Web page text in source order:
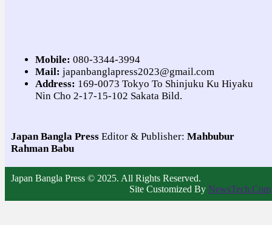
Mobile: 080-3344-3994
Mail: japanbanglapress2023@gmail.com
Address: 169-0073 Tokyo To Shinjuku Ku Hiyaku
Nin Cho 2-17-15-102 Sakata Bild.
Japan Bangla Press Editor & Publisher: Mahbubur
Rahman Babu
Japan Bangla Press © 2025. All Rights Reserved.
Site Customized By NewsTech.Com